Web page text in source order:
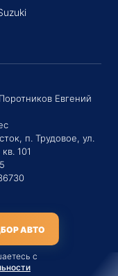
Евгений
п. Трудовое, ул.
101
АВТО
с